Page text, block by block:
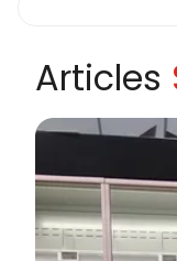
Articles